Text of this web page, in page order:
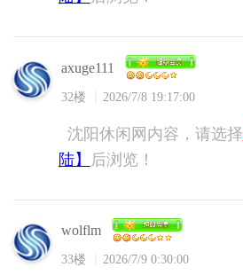
axuge111
32楼 2026/7/8 19:17:00
沈阳休闲网内容，请选择
陆】
后浏览！
wolflm
33楼 2026/7/9 0:30:00